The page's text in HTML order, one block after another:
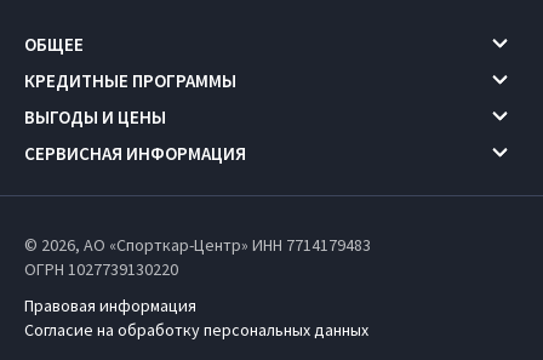
ОБЩЕЕ
КРЕДИТНЫЕ ПРОГРАММЫ
ВЫГОДЫ И ЦЕНЫ
СЕРВИСНАЯ ИНФОРМАЦИЯ
© 2026, АО «Спорткар-Центр» ИНН 7714179483
ОГРН 1027739130220
Правовая информация
Согласие на обработку персональных данных